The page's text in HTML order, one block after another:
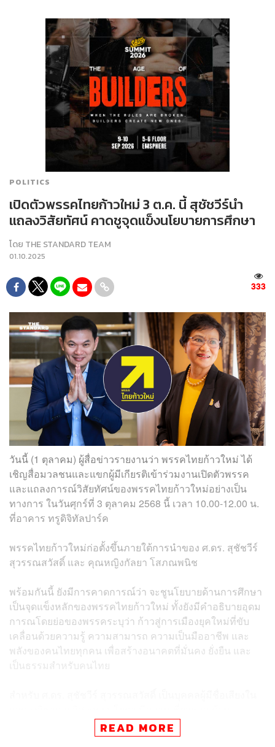
POLITICS
เปิดตัวพรรคไทยก้าวใหม่ 3 ต.ค. นี้ สุชัชวีร์นำ
แถลงวิสัยทัศน์ คาดชูจุดแข็งนโยบายการศึกษา
โดย THE STANDARD TEAM
01.10.2025
333
วันนี้ (1 ตุลาคม) ผู้สื่อข่าวรายงานว่า พรรคไทยก้าวใหม่ ได้
เชิญสื่อมวลชนและแขกผู้มีเกียรติเข้าร่วมงานเปิดตัวพรรค
และแถลงการณ์วิสัยทัศน์ของพรรคไทยก้าวใหม่อย่างเป็น
ทางการ ในวันศุกร์ที่ 3 ตุลาคม 2568 นี้ เวลา 10.00-12.00 น.
ที่อาคาร ทรูดิจิทัลปาร์ค
พรรคไทยก้าวใหม่ก่อตั้งขึ้นภายใต้การนำของ ศ.ดร. สุชัชวีร์
สุวรรณสวัสดิ์ และ คุณหญิงกัลยา โสภณพนิช
พร้อมกันนี้ ยังมีการคาดการณ์ว่า จะชูนโยบายด้านการศึกษา
เป็นจุดแข็งหลักของพรรคไทยก้าวใหม่ ทั้งยังมีคำอธิบายอุดม
การณโดยย่อของพรรคระบุว่า ก้าวสู่การเมืองยุคใหม่ที่ขับ
เคลื่อนด้วยความรู้ ความสามารถ ความเป็นมืออาชีพ และ
พลังของคนไทยทุกคน เพื่อสร้างอนาคตที่มั่นคง ยั่งยืน และ
เป็นธรรมสำหรับคนไทย
วิศวกรรมใต้ดิน อุโมงค์ และธรณีเทคนิค เคยดำรงตำแหน่ง
อธิการบดีสถาบันเทคโนโลยีพระจอมเกล้าเจ้าคุณ ทหาร
READ MORE